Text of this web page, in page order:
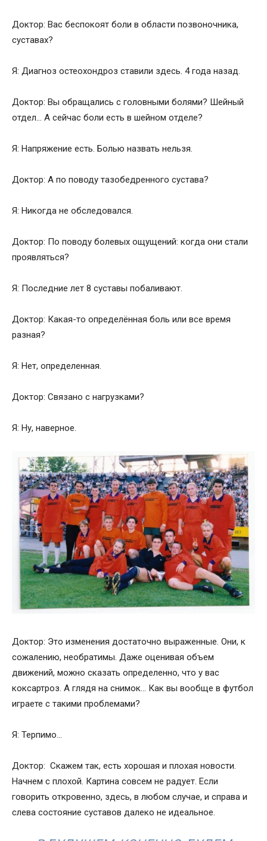
Доктор: Вас беспокоят боли в области позвоночника,
суставах?
Я: Диагноз остеохондроз ставили здесь. 4 года назад.
Доктор: Вы обращались с головными болями? Шейный
отдел… А сейчас боли есть в шейном отделе?
Я: Напряжение есть. Болью назвать нельзя.
Доктор: А по поводу тазобедренного сустава?
Я: Никогда не обследовался.
Доктор: По поводу болевых ощущений: когда они стали
проявляться?
Я: Последние лет 8 суставы побаливают.
Доктор: Какая-то определённая боль или все время
разная?
Я: Нет, определенная.
Доктор: Связано с нагрузками?
Я: Ну, наверное.
Доктор: Это изменения достаточно выраженные. Они, к
сожалению, необратимы. Даже оценивая объем
движений, можно сказать определенно, что у вас
коксартроз. А глядя на снимок… Как вы вообще в футбол
играете с такими проблемами?
Я: Терпимо…
Доктор: Скажем так, есть хорошая и плохая новости.
Начнем с плохой. Картина совсем не радует. Если
говорить откровенно, здесь, в любом случае, и справа и
слева состояние суставов далеко не идеальное.